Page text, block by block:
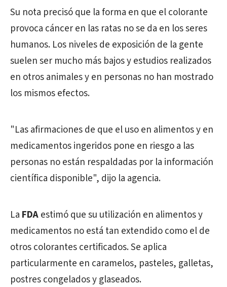
Su nota precisó que la forma en que el colorante
provoca cáncer en las ratas no se da en los seres
humanos. Los niveles de exposición de la gente
suelen ser mucho más bajos y estudios realizados
en otros animales y en personas no han mostrado
los mismos efectos.
"Las afirmaciones de que el uso en alimentos y en
medicamentos ingeridos pone en riesgo a las
personas no están respaldadas por la información
científica disponible", dijo la agencia.
La FDAestimó que su utilización en alimentos y
medicamentos no está tan extendido como el de
otros colorantes certificados. Se aplica
particularmente en caramelos, pasteles, galletas,
postres congelados y glaseados.